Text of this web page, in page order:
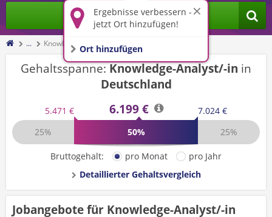
Ergebnisse verbessern -
jetzt Ort hinzufügen!
Ort hinzufügen
Jobs finden
... Knowledge-Analyst/-in
Gehaltsspanne:Knowledge-Analyst/-in in
Deutschland
5.471 € 6.199 €
7.024 €
25%
50% 25%
Bruttogehalt: pro Monat
pro Jahr
Detaillierter Gehaltsvergleich
Jobangebote für Knowledge-Analyst/-in